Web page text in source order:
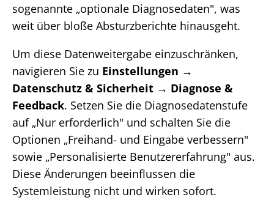
sogenannte „optionale Diagnosedaten", was
weit über bloße Absturzberichte hinausgeht.
Um diese Datenweitergabe einzuschränken,
navigieren Sie zu Einstellungen →
Datenschutz & Sicherheit → Diagnose &
Feedback. Setzen Sie die Diagnosedatenstufe
auf „Nur erforderlich" und schalten Sie die
Optionen „Freihand- und Eingabe verbessern"
sowie „Personalisierte Benutzererfahrung" aus.
Diese Änderungen beeinflussen die
Systemleistung nicht und wirken sofort.